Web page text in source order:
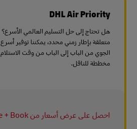
DHL Air Priority
هل تحتاج إلى حل التسليم العالمي
متعلقة بإطار زمني محدد، يمكننا توفير
الجوي من الباب إلى الباب من وقت
مخططة للناقل.
احصل على عرض أسعار من myDHLi Quote + Book